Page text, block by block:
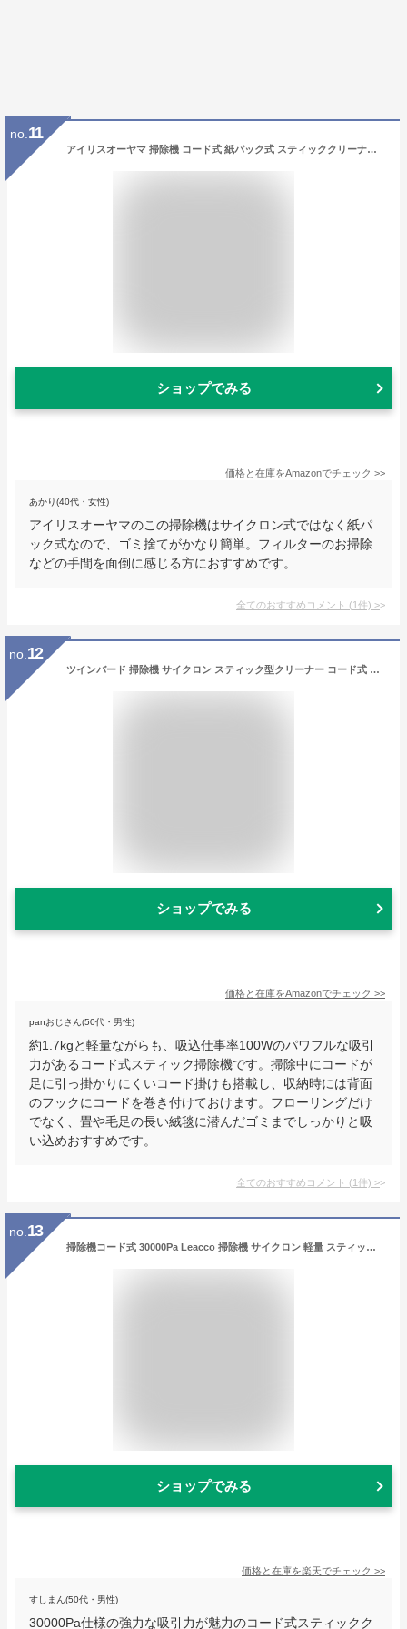
no. 11
アイリスオーヤマ 掃除機 コード式 紙パック式 スティッククリーナー シャンパンゴールド
ショップでみる
価格と在庫をAmazonでチェック >>
あかり(40代・女性)
アイリスオーヤマのこの掃除機はサイクロン式ではなく紙パ
ック式なので、ゴミ捨てがかなり簡単。フィルターのお掃除
などの手間を面倒に感じる方におすすめです。
全てのおすすめコメント (1件) >
no. 12
ツインバード 掃除機 サイクロン スティック型クリーナー コード式 ハンディ 軽量 2WAY パワフル 自立式 スペシャルホワイト TC-E124SPW
ショップでみる
価格と在庫をAmazonでチェック >>
panおじさん(50代・男性)
約1.7kgと軽量ながらも、吸込仕事率100Wのパワフルな吸引
力があるコード式スティック掃除機です。掃除中にコードが
足に引っ掛かりにくいコード掛けも搭載し、収納時には背面
のフックにコードを巻き付けておけます。フローリングだけ
でなく、畳や毛足の長い絨毯に潜んだゴミまでしっかりと吸
い込めおすすめです。
全てのおすすめコメント (1件) >
no. 13
掃除機コード式 30000Pa Leacco 掃除機 サイクロン 軽量 スティック掃除機 家庭用 遠心分離 6M電源コード HEPA多重濾過 コンパクト ハードフロア/カーペット/カーテンに適用 S10
ショップでみる
価格と在庫を楽天でチェック >>
すしまん(50代・男性)
30000Pa仕様の強力な吸引力が魅力のコード式スティックク